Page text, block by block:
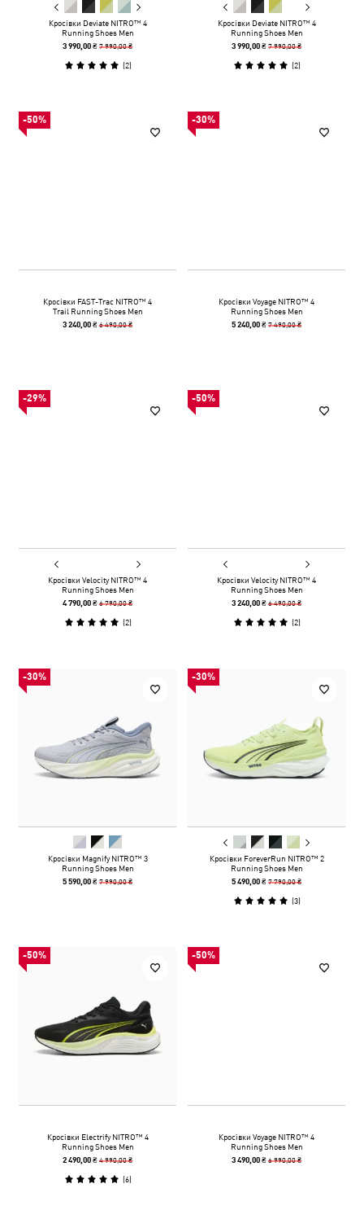
Кросівки Deviate NITRO™ 4
Running Shoes Men
3 990,00 ₴7 990,00 ₴
(2)
Кросівки Deviate NITRO™ 4
Running Shoes Men
3 990,00 ₴7 990,00 ₴
(2)
-50%
Кросівки FAST-Trac NITRO™ 4
Trail Running Shoes Men
3 240,00 ₴6 490,00 ₴
-30%
Кросівки Voyage NITRO™ 4
Running Shoes Men
5 240,00 ₴7 490,00 ₴
-29%
Кросівки Velocity NITRO™ 4
Running Shoes Men
4 790,00 ₴6 790,00 ₴
(2)
-50%
Кросівки Velocity NITRO™ 4
Running Shoes Men
3 240,00 ₴6 490,00 ₴
(2)
-30%
Кросівки Magnify NITRO™ 3
Running Shoes Men
5 590,00 ₴7 990,00 ₴
-30%
Кросівки ForeverRun NITRO™ 2
Running Shoes Men
5 490,00 ₴7 790,00 ₴
(3)
-50%
Кросівки Electrify NITRO™ 4
Running Shoes Men
2 490,00 ₴4 990,00 ₴
(6)
-50%
Кросівки Voyage NITRO™ 4
Running Shoes Men
3 490,00 ₴6 990,00 ₴